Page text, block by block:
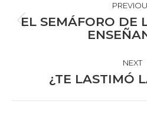
NAVIGATION
EL SEMÁFORO DE
NEXT
¿TE LASTIMÓ